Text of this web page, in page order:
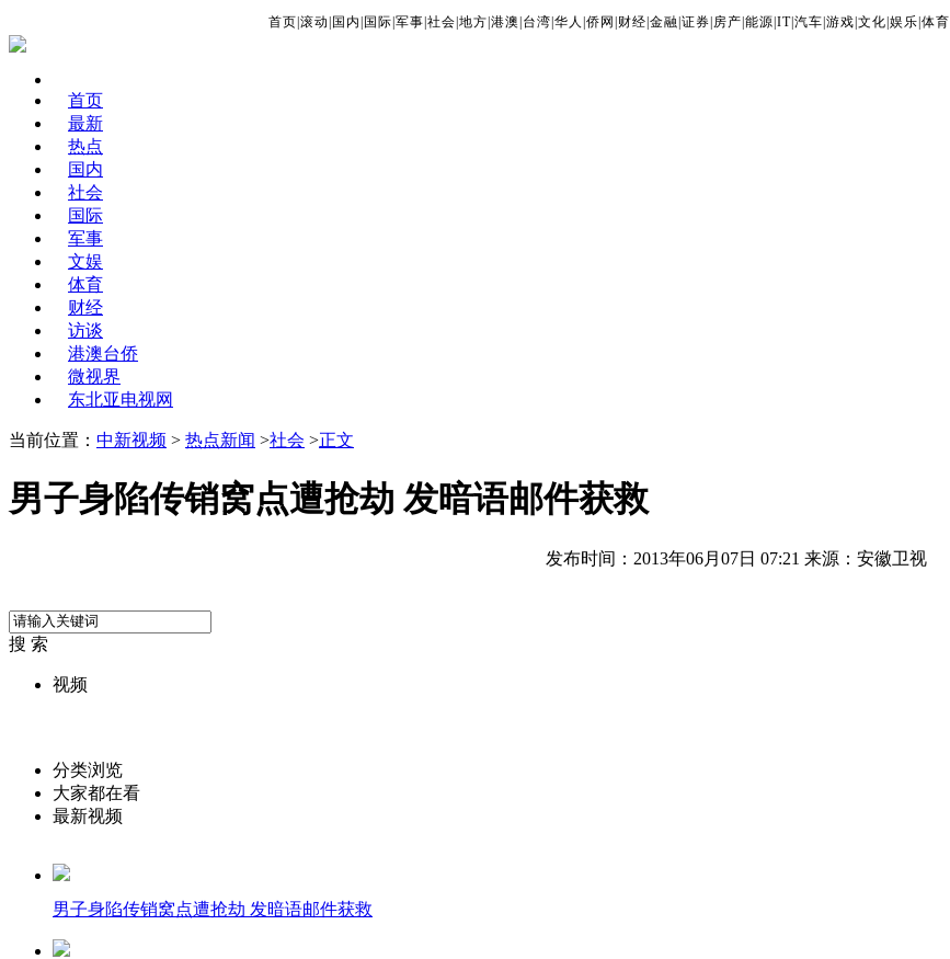
首页 滚动 国内 国际 军事 社会 地方 港澳 台湾 华人 侨网 财经 金融 证券 房产 能源 IT| 汽车 游戏 文化 娱乐 体育
首页
最新
热点
国内
社会
国际
军事
文娱
体育
财经
访谈
港澳台侨
微视界
东北亚电视网
当前位置： 中新视频 > 热点新闻 >社会 >正文
男子身陷传销窝点遭抢劫 发暗语邮件获救
发布时间：2013年06月07日 07:21 来源：安徽卫视
搜 索
视频
分类浏览
大家都在看
最新视频
男子身陷传销窝点遭抢劫 发暗语邮件获救